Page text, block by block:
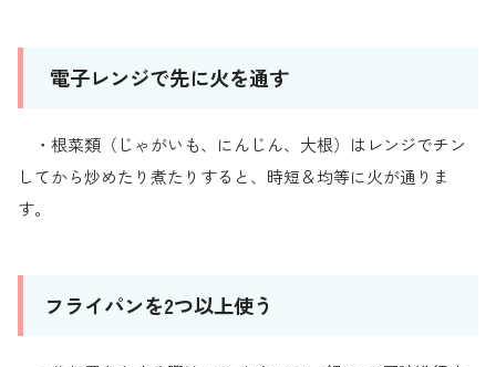
電子レンジで先に火を通す
・根菜類（じゃがいも、にんじん、大根）はレンジでチン
してから炒めたり煮たりすると、時短＆均等に火が通りま
す。
フライパンを2つ以上使う